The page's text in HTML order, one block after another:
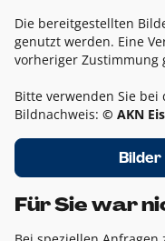
Die bereitgestellten
genutzt werden. Eine
vorheriger Zustimmung
Bitte verwenden Sie
Bildnachweis: © AKN
Bilder
Für Sie war